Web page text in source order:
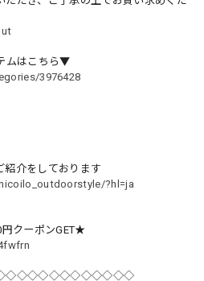
ムはこちら▼
3976428
紹介をしております
?hl=ja
クーポンGET★